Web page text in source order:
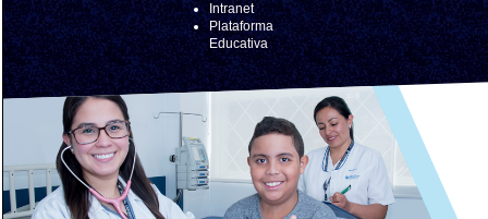
Intranet
Plataforma
Educativa